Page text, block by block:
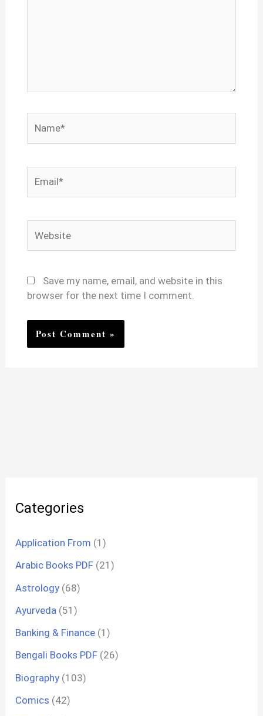
Save my name, email, and website in this
browser for the next time I comment.
Categories
Application From (1)
Arabic Books PDF (21)
Astrology (68)
Ayurveda (51)
Banking & Finance (1)
Bengali Books PDF (26)
Biography (103)
Comics (42)